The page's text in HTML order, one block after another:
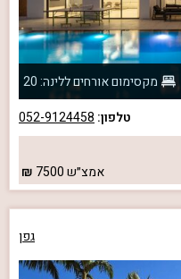
מקסימום אורחים ללינה: 20
טלפון: 052-9124458
אמצ״ש7500
גפן